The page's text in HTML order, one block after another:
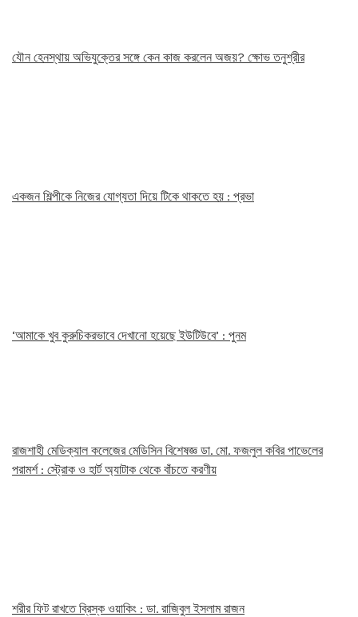
যৌন হেনস্থায় অভিযুক্তের সঙ্গে কেন কাজ করলেন অজয়? ক্ষোভ তনুশ্রীর
একজন শিল্পীকে নিজের যোগ্যতা দিয়ে টিকে থাকতে হয় : প্রভা
‘আমাকে খুব কুরুচিকরভাবে দেখানো হয়েছে ইউটিউবে’ : পুনম
রাজশাহী মেডিক্যাল কলেজের মেডিসিন বিশেষজ্ঞ ডা. মো. ফজলুল কবির পাভেলের
পরামর্শ : স্ট্রোক ও হার্ট অ্যাটাক থেকে বাঁচতে করণীয়
শরীর ফিট রাখতে ব্রিস্ক ওয়াকিং : ডা. রাজিবুল ইসলাম রাজন